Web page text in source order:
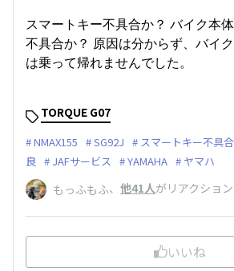
スマートキー不具合か？ バイク本
不具合か？ 原因は分からず、バイ
は乗って帰れませんでした。
TORQUE G07
NMAX155 SG92J スマートキー不具合
良
JAFサービス YAMAHA ヤマハ
もっふもふ、 他41人がリアクション
いいね